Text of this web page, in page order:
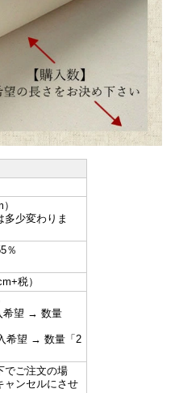
少変わりま
％
税）
希望 → 数量
希望 → 数量「2
でご注文の場
ャンセルにさせ